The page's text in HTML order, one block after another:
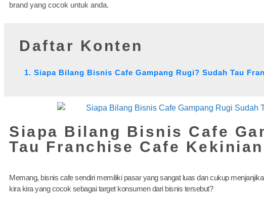
brand yang cocok untuk anda.
Daftar Konten
1. Siapa Bilang Bisnis Cafe Gampang Rugi? Sudah Tau
Siapa Bilang Bisnis Cafe
Tau Franchise Cafe
Memang, bisnis cafe sendiri memiliki pasar yang sangat luas dan cukup
kira kira yang cocok sebagai target konsumen dari bisnis tersebut?